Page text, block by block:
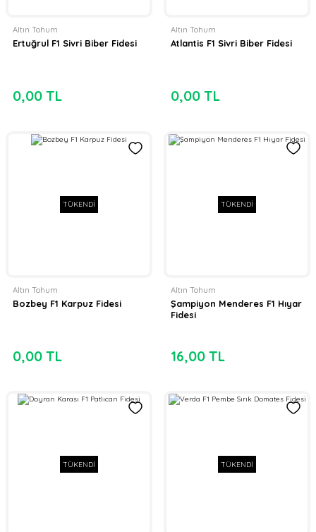
Altın Tohum
Ertuğrul F1 Sivri Biber Fidesi
0,00 TL
Altın Tohum
Atlantis F1 Sivri Biber Fidesi
0,00 TL
TÜKENDİ
Altın Tohum
Bozbey F1 Karpuz Fidesi
0,00 TL
TÜKENDİ
Altın Tohum
Şampiyon Menderes F1 Hıyar
Fidesi
16,00 TL
TÜKENDİ TÜKENDİ